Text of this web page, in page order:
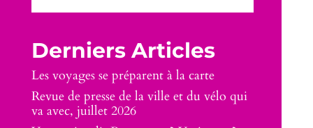
Derniers Articles
Les voyages se préparent à la carte
Revue de presse de la ville et du vélo qui
va avec, juillet 2026